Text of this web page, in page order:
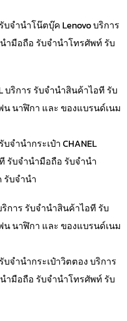
จำนำโน๊ตบุ๊ค Lenovo บริการ
ำมือถือ รับจำนำโทรศัพท์ รับ
บริการ รับจำนำสินค้าไอที รับ
นาฬิกา และ ของแบรนด์เนม
จำนำกระเป๋า CHANEL
รับจำนำมือถือ รับจำนำ
รับจำนำ
การ รับจำนำสินค้าไอที รับ
นาฬิกา และ ของแบรนด์เนม
จำนำกระเป๋าวิตตอง บริการ
ำมือถือ รับจำนำโทรศัพท์ รับ